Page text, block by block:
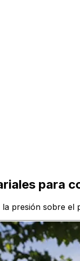
para
presión sobre el